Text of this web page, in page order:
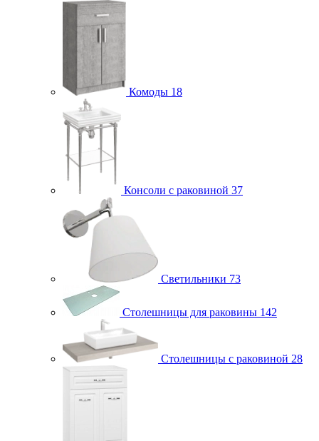
Комоды 18
Консоли с раковиной 37
Светильники 73
Столешницы для раковины 142
Столешницы с раковиной 28